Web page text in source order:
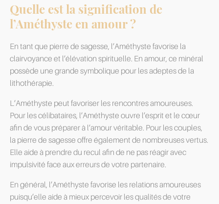
Quelle est la signification de
l’Améthyste en amour ?
En tant que pierre de sagesse, l’Améthyste favorise la
clairvoyance et l’élévation spirituelle. En amour, ce minéral
possède une grande symbolique pour les adeptes de la
lithothérapie.
L’Améthyste peut favoriser les rencontres amoureuses.
Pour les célibataires, l’Améthyste ouvre l’esprit et le cœur
afin de vous préparer à l’amour véritable. Pour les couples,
la pierre de sagesse offre également de nombreuses vertus.
Elle aide à prendre du recul afin de ne pas réagir avec
impulsivité face aux erreurs de votre partenaire.
En général, l’Améthyste favorise les relations amoureuses
puisqu’elle aide à mieux percevoir les qualités de votre